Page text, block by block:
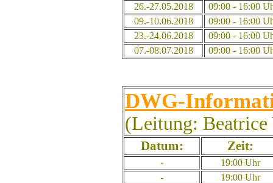
26.-27.05.2018
09:00 - 16:00
09.-10.06.2018
09:00 - 16:00
23.-24.06.2018
09:00 - 16:00
07.-08.07.2018
09:00 - 16:00
DWG-
(Leitung: Beatrice
Datum: Zeit:
-
19:00 Uhr
-
19:00 Uhr